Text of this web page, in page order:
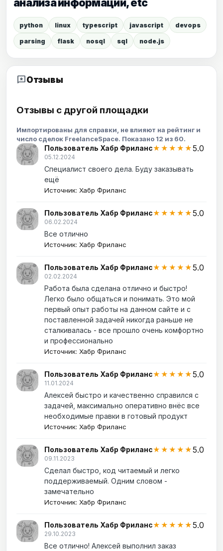
анализа информации, etc
python linux typescript javascript devops
parsing flask nosql sql node.js
reviewsОтзывы
Отзывы с другой площадки
Импортированы для справки, не влияют на рейтинг и
число сделок FreelanceSpace. Показано 12 из 60.
Пользователь Хабр Фриланс★★★★★5.0
05.12.2024
Специалист своего дела. Буду заказывать
ещё
Источник: Хабр Фриланс
Пользователь Хабр Фриланс★★★★★5.0
06.02.2024
Все отлично
Источник: Хабр Фриланс
Пользователь Хабр Фриланс★★★★★5.0
02.02.2024
Работа была сделана отлично и быстро!
Легко было общаться и понимать. Это мой
первый опыт работы на данном сайте и с
поставленной задачей никогда раньше не
сталкивалась - все прошло очень комфортно
и профессионально
Источник: Хабр Фриланс
Пользователь Хабр Фриланс★★★★★5.0
11.01.2024
Алексей быстро и качественно справился с
задачей, максимально оперативно внёс все
необходимые правки в готовый продукт
Источник: Хабр Фриланс
Пользователь Хабр Фриланс★★★★★5.0
09.11.2023
Сделал быстро, код читаемый и легко
поддерживаемый. Одним словом -
замечательно
Источник: Хабр Фриланс
Пользователь Хабр Фриланс★★★★★5.0
29.10.2023
Все отлично! Алексей выполнил заказ